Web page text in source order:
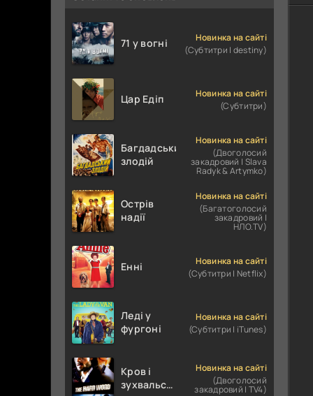
71 у вогні
Новинка на сайті
(Субтитри | destiny)
Цар Едіп
Новинка на сайті
(Субтитри)
Багдадський
злодій
Новинка на сайті
(Двоголосий
закадровий | Slava
Radyk & Artymko)
Острів
надії
Новинка на сайті
(Багатоголосий
закадровий |
НЛО.TV)
Енні
Новинка на сайті
(Субтитри | Netflix)
Леді у
фургоні
Новинка на сайті
(Субтитри | iTunes)
Кров і
зухвальство
Новинка на сайті
(Двоголосий
закадровий | TV4)